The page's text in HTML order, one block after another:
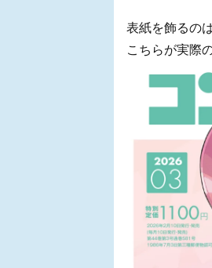
表紙を飾るの
こちらが実際